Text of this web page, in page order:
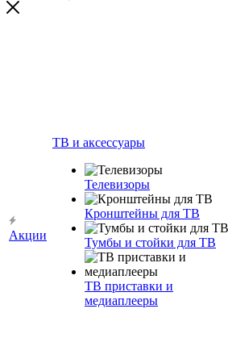
Акции
ТВ и аксессуары
Телевизоры
Кронштейны для ТВ
Тумбы и стойки для ТВ
ТВ приставки и
медиаплееры